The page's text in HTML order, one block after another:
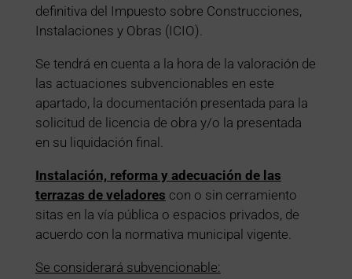
definitiva del Impuesto sobre Construcciones,
Instalaciones y Obras (ICIO).
Se tendrá en cuenta a la hora de la valoración de
las actuaciones subvencionables en este
apartado, la documentación presentada para la
solicitud de licencia de obra y/o la presentada
en su liquidación final.
Instalación, reforma y adecuación de las
terrazas de veladores con o sin cerramiento
sitas en la vía pública o espacios privados, de
acuerdo con la normativa municipal vigente.
Se considerará subvencionable: